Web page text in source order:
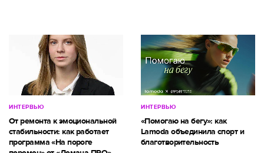
ИНТЕРВЬЮ
От ремонта к эмоциональной
стабильности: как работает
программа «На пороге
ИНТЕРВЬЮ
«Помогаю на бегу»: как
Lamoda объединила спорт и
благотворительность